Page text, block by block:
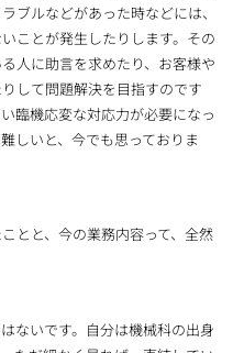
ブルなどがあった時などには、
ことが発生したりします。その
人に助言を求めたり、お客様や
して問題解決を目指すのです
臨機応変な対応力が必要になっ
しいと、今でも思っておりま
とと、今の業務内容って、全然
ないです。自分は機械科の出身